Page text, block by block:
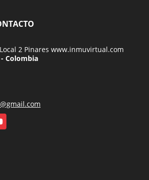
2 Pinares www.inmuvirtual.com
Colombia